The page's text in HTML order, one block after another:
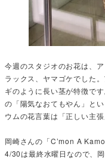
今週のスタジオのお花は、
ラックス、ヤマゴケでした
ギのように長い茎が特徴で
の「陽気なおてもやん」と
ウムの花言葉は「正しい主
岡崎さんの「C’mon A
4/30は最終水曜日なので、